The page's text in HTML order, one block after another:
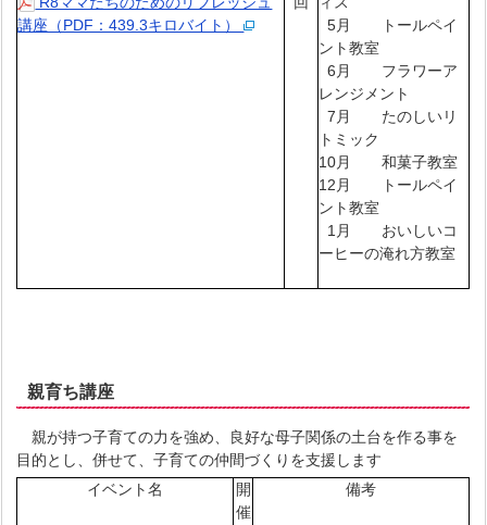
講座（PDF：439.3キロバイト）
5月 トールペイ
ント教室
6月 フラワーア
レンジメント
7月 たのしいリ
トミック
10月 和菓子教室
12月 トールペイ
ント教室
1月 おいしいコ
ーヒーの淹れ方教室
親育ち講座
親が持つ子育ての力を強め、良好な母子関係の土台を作る事を
目的とし、併せて、子育ての仲間づくりを支援します
イベント名
開
催
備考